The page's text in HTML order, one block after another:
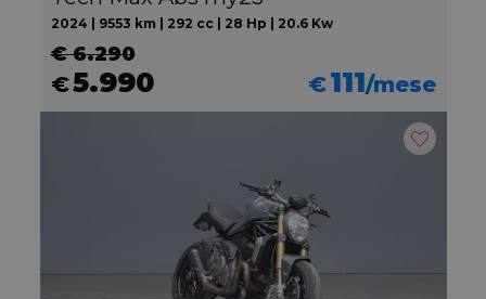
2024 | 9553 km | 292 cc | 28 Hp | 20.6 Kw
€ 6.290
€5.990 €111/mese